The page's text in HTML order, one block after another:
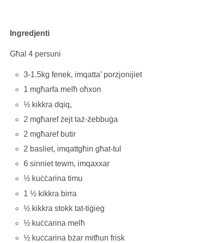
Ingredjenti
Għal 4 persuni
3-1.5kg fenek, imqatta’ porzjonijiet
1 mgħarfa melħ oħxon
½ kikkra dqiq,
2 mgħaref żejt taż-żebbuġa
2 mgħaref butir
2 basliet, imqattgħin għat-tul
6 sinniet tewm, imqaxxar
½ kuċċarina timu
1 ½ kikkra birra
½ kikkra stokk tat-tiġieġ
½ kuċċarina melħ
½ kuċċarina bżar mitħun frisk